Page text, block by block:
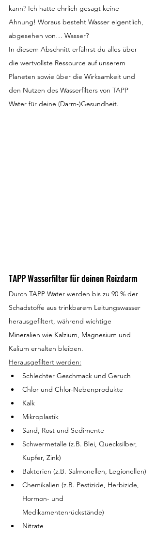
kann? Ich hatte ehrlich gesagt keine
Ahnung! Woraus besteht Wasser eigentlich,
abgesehen von… Wasser?
In diesem Abschnitt erfährst du alles über
die wertvollste Ressource auf unserem
Planeten sowie über die Wirksamkeit und
den Nutzen des Wasserfilters von TAPP
Water für deine (Darm-)Gesundheit.
TAPP Wasserfilter für deinen Reizdarm
Durch TAPP Water werden bis zu 90 % der
Schadstoffe aus trinkbarem Leitungswasser
herausgefiltert, während wichtige
Mineralien wie Kalzium, Magnesium und
Kalium erhalten bleiben.
Herausgefiltert werden:
Schlechter Geschmack und Geruch
Chlor und Chlor-Nebenprodukte
Kalk
Mikroplastik
Sand, Rost und Sedimente
Schwermetalle (z.B. Blei, Quecksilber,
Kupfer, Zink)
Bakterien (z.B. Salmonellen, Legionellen)
Chemikalien (z.B. Pestizide, Herbizide,
Hormon- und
Medikamentenrückstände)
Nitrate